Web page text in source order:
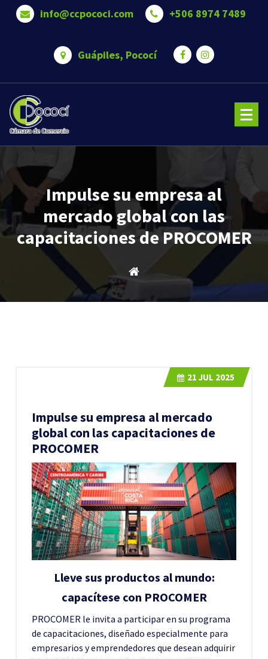
Saltar
info@ccpococi.com +506 8974 7489
Guápiles, Pococí
oportunidades a nuestros asociados.
Impulse su empresa al
mercado global con las
capacitaciones de PROCOMER
Impulse su empresa al mercado
global con las capacitaciones de
PROCOMER
21 JUL 2025
Lleve sus productos al mundo:
capacítese con PROCOMER
PROCOMER le invita a participar en su programa
de capacitaciones, diseñado especialmente para
empresarios y emprendedores que desean adquirir